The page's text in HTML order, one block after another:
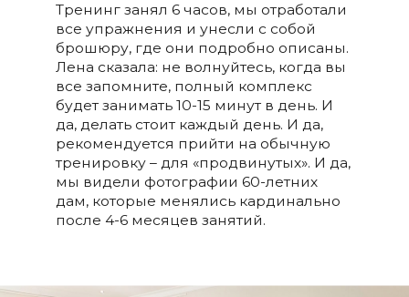
Тренинг занял 6 часов, мы отработали
все упражнения и унесли с собой
брошюру, где они подробно описаны.
Лена сказала: не волнуйтесь, когда вы
все запомните, полный комплекс
будет занимать 10-15 минут в день. И
да, делать стоит каждый день. И да,
рекомендуется прийти на обычную
тренировку – для «продвинутых». И да,
мы видели фотографии 60-летних
дам, которые менялись кардинально
после 4-6 месяцев занятий.